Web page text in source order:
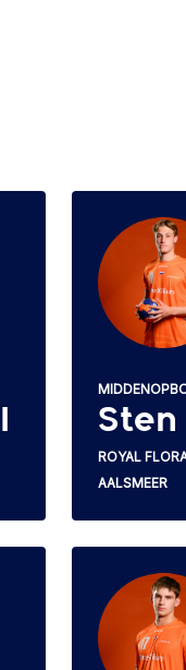
Sten
ROYAL
AALSMEER